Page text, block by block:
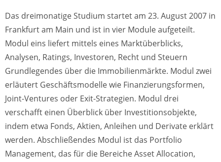
Das dreimonatige Studium startet am 23. August 2007 in
Frankfurt am Main und ist in vier Module aufgeteilt.
Modul eins liefert mittels eines Marktüberblicks,
Analysen, Ratings, Investoren, Recht und Steuern
Grundlegendes über die Immobilienmärkte. Modul zwei
erläutert Geschäftsmodelle wie Finanzierungsformen,
Joint-Ventures oder Exit-Strategien. Modul drei
verschafft einen Überblick über Investitionsobjekte,
indem etwa Fonds, Aktien, Anleihen und Derivate erklärt
werden. Abschließendes Modul ist das Portfolio
Management, das für die Bereiche Asset Allocation,